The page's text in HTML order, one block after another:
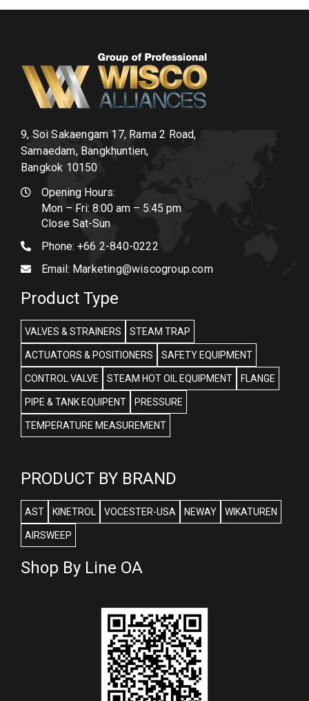
9, Soi Sakaengam 17, Rama 2 Road,
Samaedam, Bangkhuntien,
Bangkok 10150
Opening Hours:
Mon – Fri: 8:00 am – 5:45 pm
Close Sat-Sun
Phone: +66 2-840-0222
Email: Marketing@wiscogroup.com
Product Type
VALVES & STRAINERS STEAM TRAP
ACTUATORS & POSITIONERS SAFETY EQUIPMENT
CONTROL VALVE STEAM HOT OIL EQUIPMENT FLANGE
PIPE & TANK EQUIPENT PRESSURE
TEMPERATURE MEASUREMENT
PRODUCT BY BRAND
AST KINETROL VOCESTER-USA NEWAY WIKATUREN
AIRSWEEP
Shop By Line OA